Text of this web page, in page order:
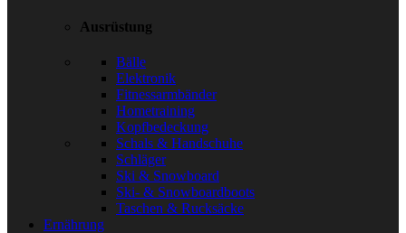
Ausrüstung
Bälle
Elektronik
Fitnessarmbänder
Hometraining
Kopfbedeckung
Schals & Handschuhe
Schläger
Ski & Snowboard
Ski- & Snowboardboots
Taschen & Rucksäcke
Ernährung